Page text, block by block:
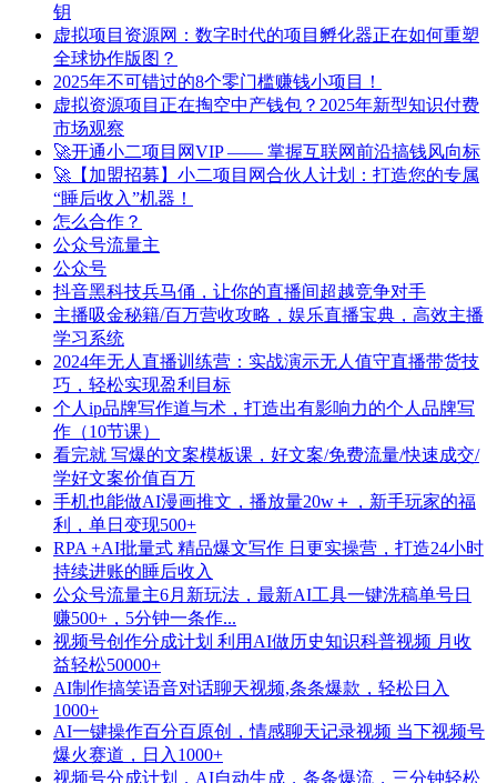
钥
虚拟项目资源网：数字时代的项目孵化器正在如何重塑
全球协作版图？
2025年不可错过的8个零门槛赚钱小项目！
虚拟资源项目正在掏空中产钱包？2025年新型知识付费
市场观察
🚀开通小二项目网VIP —— 掌握互联网前沿搞钱风向标
🚀【加盟招募】小二项目网合伙人计划：打造您的专属
“睡后收入”机器！
怎么合作？
公众号流量主
公众号
抖音黑科技兵马俑，让你的直播间超越竞争对手
主播吸金秘籍/百万营收攻略，娱乐直播宝典，高效主播
学习系统
2024年无人直播训练营：实战演示无人值守直播带货技
巧，轻松实现盈利目标
个人ip品牌写作道与术，打造出有影响力的个人品牌写
作（10节课）
看完就 写爆的文案模板课，好文案/免费流量/快速成交/
学好文案价值百万
手机也能做AI漫画推文，播放量20w＋，新手玩家的福
利，单日变现500+
RPA +AI批量式 精品爆文写作 日更实操营，打造24小时
持续进账的睡后收入
公众号流量主6月新玩法，最新AI工具一键洗稿单号日
赚500+，5分钟一条作...
视频号创作分成计划 利用AI做历史知识科普视频 月收
益轻松50000+
AI制作搞笑语音对话聊天视频,条条爆款，轻松日入
1000+
AI一键操作百分百原创，情感聊天记录视频 当下视频号
爆火赛道，日入1000+
视频号分成计划，AI自动生成，条条爆流，三分钟轻松